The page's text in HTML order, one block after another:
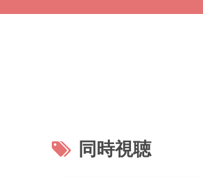
同時視聴